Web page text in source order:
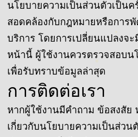
นโยบายความเป็นส่วนตัวเป็นค
สอดคล้องกับกฎหมายหรือการ
บริการ โดยการเปลี่ยนแปลงจ
หน้านี้ ผู้ใช้งานควรตรวจสอบน
เพื่อรับทราบข้อมูลล่าสุด
การติดต่อเรา
หากผู้ใช้งานมีคำถาม ข้อสงสัย
เกี่ยวกับนโยบายความเป็นส่วน